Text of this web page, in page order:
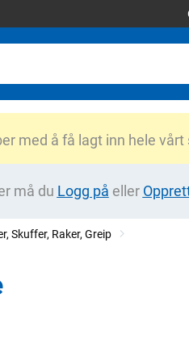
med å få lagt inn hele
må du Logg på eller
Skuffer, Raker, Greip